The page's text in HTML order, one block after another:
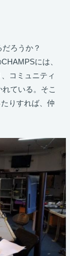
だろうか？
には、
コミュニティ
ている。そこ
りすれば、仲